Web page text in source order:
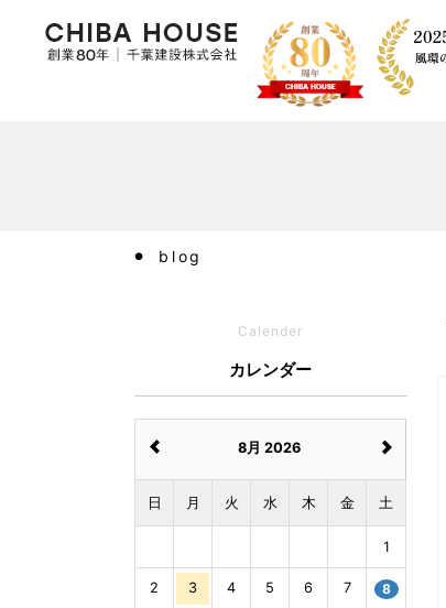
blog
Calender
カレンダー
8月 2026
日 月 火 水 木 金 土
1
2 3 4 5 6 7 8